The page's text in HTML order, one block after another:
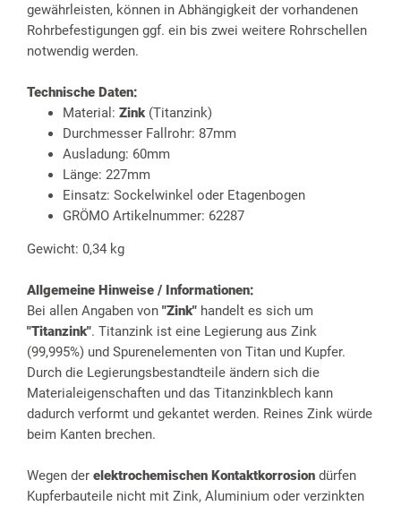
gewährleisten, können in Abhängigkeit der vorhandenen
Rohrbefestigungen ggf. ein bis zwei weitere Rohrschellen
notwendig werden.
Technische Daten:
Material: Zink(Titanzink)
Durchmesser Fallrohr: 87mm
Ausladung: 60mm
Länge: 227mm
Einsatz: Sockelwinkel oder Etagenbogen
GRÖMO Artikelnummer: 62287
Gewicht: 0,34 kg
Allgemeine Hinweise / Informationen:
Bei allen Angaben von "Zink" handelt es sich um
"Titanzink". Titanzink ist eine Legierung aus Zink
(99,995%) und Spurenelementen von Titan und Kupfer.
Durch die Legierungsbestandteile ändern sich die
Materialeigenschaften und das Titanzinkblech kann
dadurch verformt und gekantet werden. Reines Zink würde
beim Kanten brechen.
Wegen der elektrochemischen Kontaktkorrosion dürfen
Kupferbauteile nicht mit Zink, Aluminium oder verzinkten